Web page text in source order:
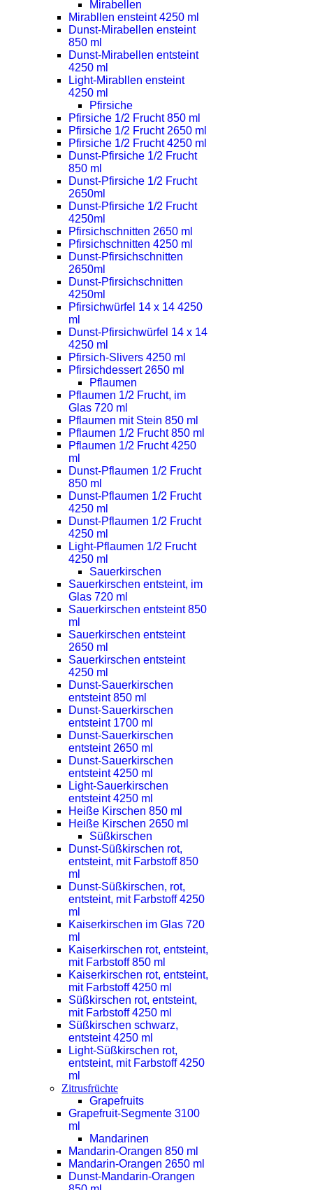
Mirabellen
Mirabllen ensteint 4250 ml
Dunst-Mirabellen ensteint
850 ml
Dunst-Mirabellen entsteint
4250 ml
Light-Mirabllen ensteint
4250 ml
Pfirsiche
Pfirsiche 1/2 Frucht 850 ml
Pfirsiche 1/2 Frucht 2650 ml
Pfirsiche 1/2 Frucht 4250 ml
Dunst-Pfirsiche 1/2 Frucht
850 ml
Dunst-Pfirsiche 1/2 Frucht
2650ml
Dunst-Pfirsiche 1/2 Frucht
4250ml
Pfirsichschnitten 2650 ml
Pfirsichschnitten 4250 ml
Dunst-Pfirsichschnitten
2650ml
Dunst-Pfirsichschnitten
4250ml
Pfirsichwürfel 14 x 14 4250
ml
Dunst-Pfirsichwürfel 14 x 14
4250 ml
Pfirsich-Slivers 4250 ml
Pfirsichdessert 2650 ml
Pflaumen
Pflaumen 1/2 Frucht, im
Glas 720 ml
Pflaumen mit Stein 850 ml
Pflaumen 1/2 Frucht 850 ml
Pflaumen 1/2 Frucht 4250
ml
Dunst-Pflaumen 1/2 Frucht
850 ml
Dunst-Pflaumen 1/2 Frucht
4250 ml
Dunst-Pflaumen 1/2 Frucht
4250 ml
Light-Pflaumen 1/2 Frucht
4250 ml
Sauerkirschen
Sauerkirschen entsteint, im
Glas 720 ml
Sauerkirschen entsteint 850
ml
Sauerkirschen entsteint
2650 ml
Sauerkirschen entsteint
4250 ml
Dunst-Sauerkirschen
entsteint 850 ml
Dunst-Sauerkirschen
entsteint 1700 ml
Dunst-Sauerkirschen
entsteint 2650 ml
Dunst-Sauerkirschen
entsteint 4250 ml
Light-Sauerkirschen
entsteint 4250 ml
Heiße Kirschen 850 ml
Heiße Kirschen 2650 ml
Süßkirschen
Dunst-Süßkirschen rot,
entsteint, mit Farbstoff 850
ml
Dunst-Süßkirschen, rot,
entsteint, mit Farbstoff 4250
ml
Kaiserkirschen im Glas 720
ml
Kaiserkirschen rot, entsteint,
mit Farbstoff 850 ml
Kaiserkirschen rot, entsteint,
mit Farbstoff 4250 ml
Süßkirschen rot, entsteint,
mit Farbstoff 4250 ml
Süßkirschen schwarz,
entsteint 4250 ml
Light-Süßkirschen rot,
entsteint, mit Farbstoff 4250
ml
Zitrusfrüchte
Grapefruits
Grapefruit-Segmente 3100
ml
Mandarinen
Mandarin-Orangen 850 ml
Mandarin-Orangen 2650 ml
Dunst-Mandarin-Orangen